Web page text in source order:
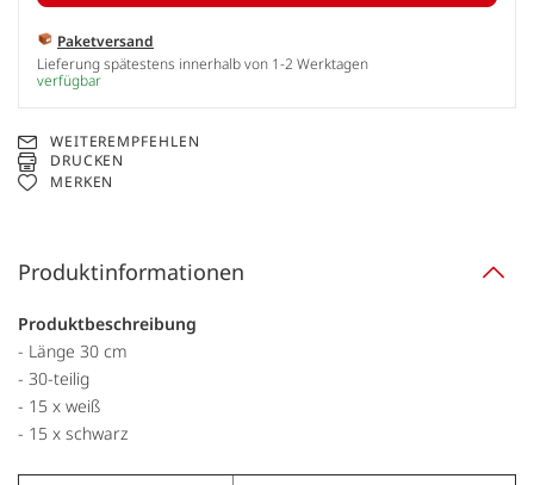
Paketversand
Lieferung spätestens innerhalb von 1-2 Werktagen
verfügbar
WEITEREMPFEHLEN
DRUCKEN
MERKEN
Produktinformationen
Produktbeschreibung
- Länge 30 cm
- 30-teilig
- 15 x weiß
- 15 x schwarz